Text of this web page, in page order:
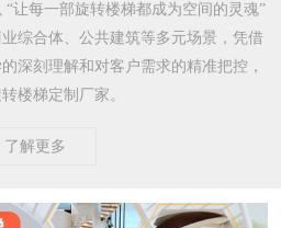
让每一部旋转楼梯都成为空间的灵魂”
综合体、公共建筑等多元场景，凭借
深刻理解和对客户需求的精准把控，
楼梯定制厂家。​
了解更多